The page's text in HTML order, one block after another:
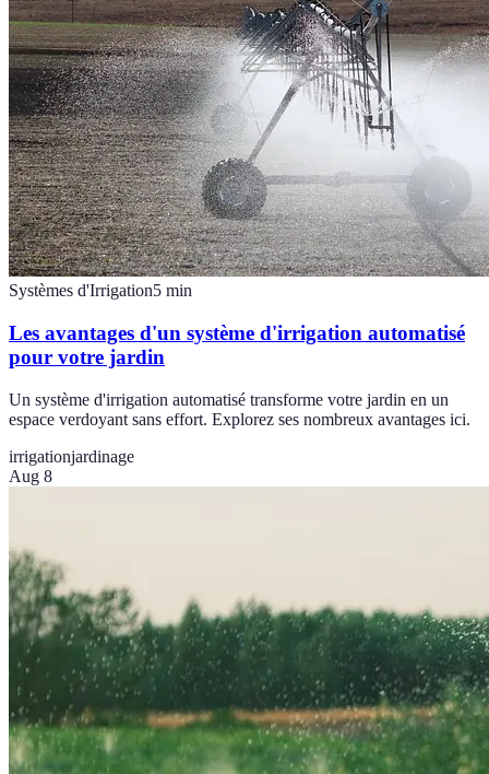
Systèmes d'Irrigation5 min
Les avantages d'un système d'irrigation automatisé
pour votre jardin
Un système d'irrigation automatisé transforme votre jardin en un
espace verdoyant sans effort. Explorez ses nombreux avantages ici.
irrigationjardinage
Aug 8